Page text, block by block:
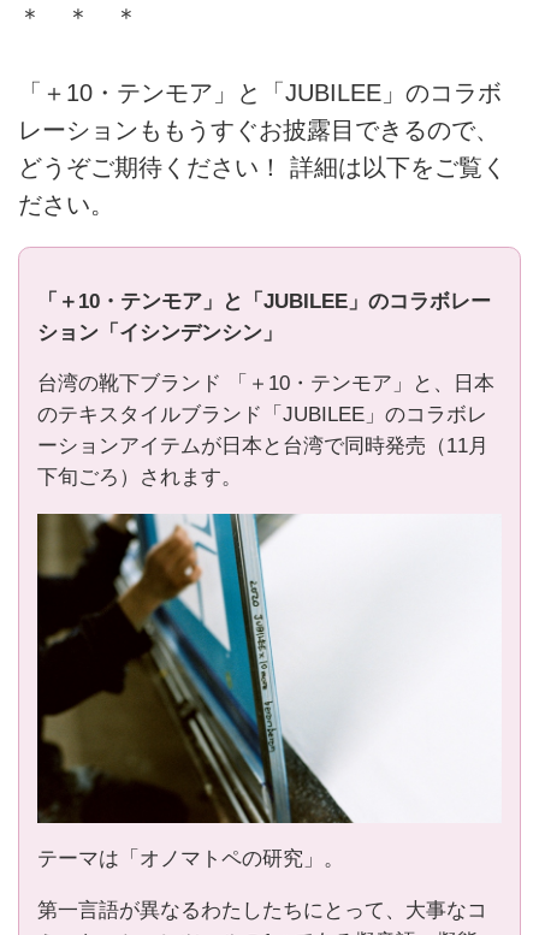
＊ ＊ ＊
「＋10・テンモア」と「JUBILEE」のコラボ
レーションももうすぐお披露目できるので、
どうぞご期待ください！
詳細は以下をご覧く
ださい。
「＋10・テンモア」と「JUBILEE」のコラボレー
ション「イシンデンシン」
台湾の靴下ブランド 「＋10・テンモア」と、日本
のテキスタイルブランド「JUBILEE」のコラボレ
ーションアイテムが日本と台湾で同時発売（11月
下旬ごろ）されます。
テーマは「オノマトペの研究」。
第一言語が異なるわたしたちにとって、大事なコ